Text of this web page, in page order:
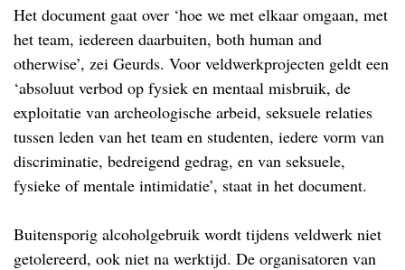
Het document gaat over ‘hoe we met elkaar omgaan, met
het team, iedereen daarbuiten, both human and
otherwise’, zei Geurds. Voor veldwerkprojecten geldt een
‘absoluut verbod op fysiek en mentaal misbruik, de
exploitatie van archeologische arbeid, seksuele relaties
tussen leden van het team en studenten, iedere vorm van
discriminatie, bedreigend gedrag, en van seksuele,
fysieke of mentale intimidatie’, staat in het document.
Buitensporig alcoholgebruik wordt tijdens veldwerk niet
getolereerd, ook niet na werktijd. De organisatoren van